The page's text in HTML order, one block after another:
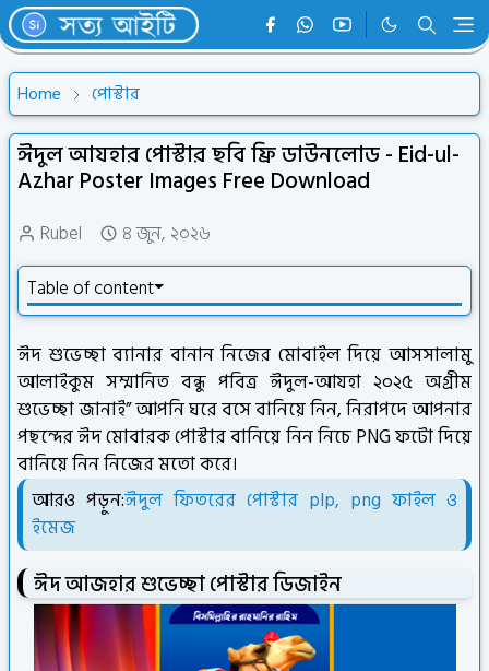
Home পোস্টার
ঈদুল আযহার পোস্টার ছবি ফ্রি ডাউনলোড - Eid-ul-
Azhar Poster Images Free Download
Rubel
৪ জুন, ২০২৬
Table of content
ঈদ শুভেচ্ছা ব্যানার বানান নিজের মোবাইল দিয়ে আসসালামু
আলাইকুম সম্মানিত বন্ধু পবিত্র ঈদুল-আযহা ২০২৫ অগ্রীম
শুভেচ্ছা জানাই” আপনি ঘরে বসে বানিয়ে নিন, নিরাপদে আপনার
পছন্দের ঈদ মোবারক পোস্টার বানিয়ে নিন নিচে PNG ফটো দিয়ে
বানিয়ে নিন নিজের মতো করে।
আরও পড়ুন:ঈদুল ফিতরের পোস্টার plp, png ফাইল ও
ইমেজ
ঈদ আজহার শুভেচ্ছা পোস্টার ডিজাইন